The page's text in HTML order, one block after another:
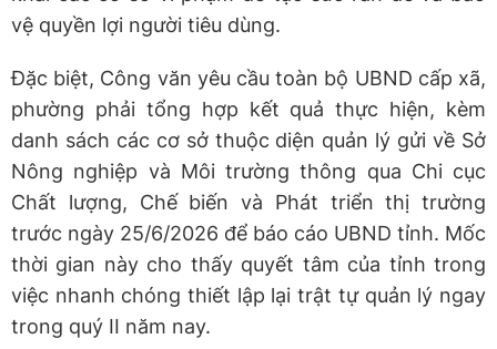
vệ quyền lợi người tiêu dùng.
Đặc biệt, Công văn yêu cầu toàn bộ UBND cấp xã,
phường phải tổng hợp kết quả thực hiện, kèm
danh sách các cơ sở thuộc diện quản lý gửi về Sở
Nông nghiệp và Môi trường thông qua Chi cục
Chất lượng, Chế biến và Phát triển thị trường
trước ngày 25/6/2026 để báo cáo UBND tỉnh. Mốc
thời gian này cho thấy quyết tâm của tỉnh trong
việc nhanh chóng thiết lập lại trật tự quản lý ngay
trong quý II năm nay.